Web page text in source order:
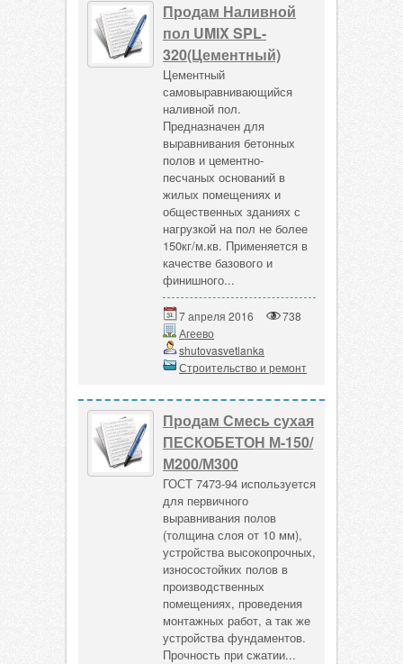
Продам Наливной
пол UMIX SPL-
320(Цементный)
Цементный
самовыравнивающийся
наливной пол.
Предназначен для
выравнивания бетонных
полов и цементно-
песчаных оснований в
жилых помещениях и
общественных зданиях с
нагрузкой на пол не более
150кг/м.кв. Применяется в
качестве базового и
финишного...
7 апреля 2016
738
Агеево
shutovasvetlanka
Строительство и ремонт
Продам Смесь сухая
ПЕСКОБЕТОН М-150/
М200/М300
ГОСТ 7473-94 используется
для первичного
выравнивания полов
(толщина слоя от 10 мм),
устройства высокопрочных,
износостойких полов в
производственных
помещениях, проведения
монтажных работ, а так же
устройства фундаментов.
Прочность при сжатии...